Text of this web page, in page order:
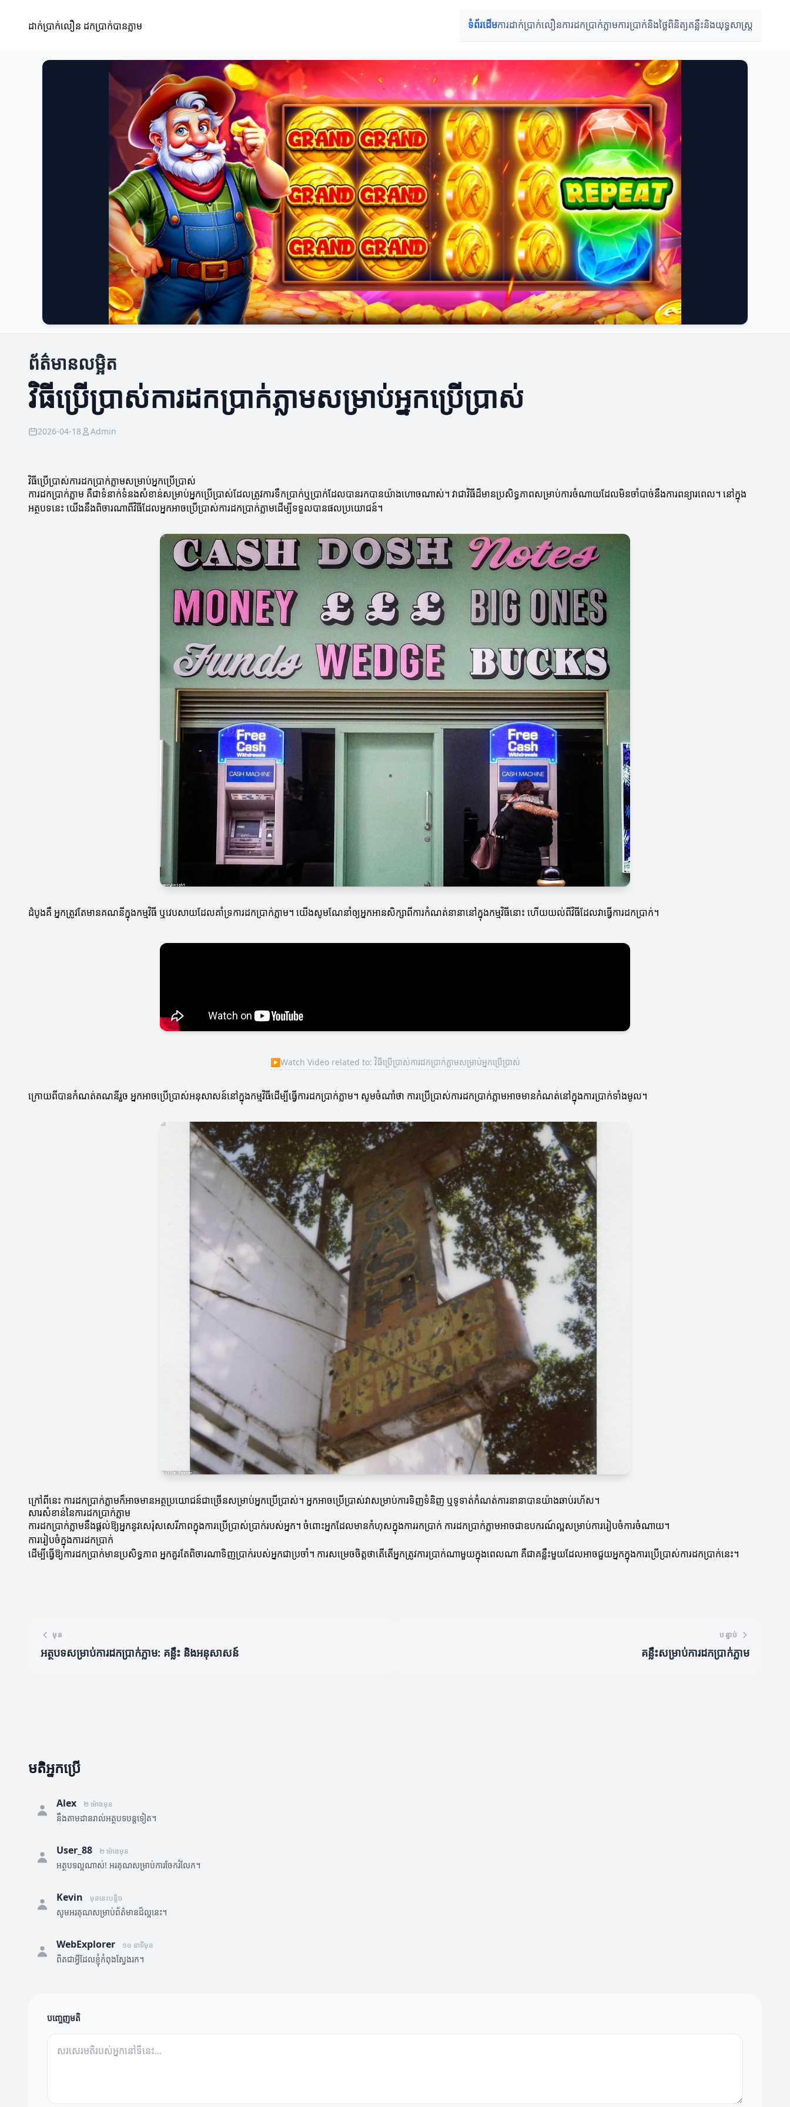
ដាក់ប្រាក់លឿន ដកប្រាក់បានភ្លាម ទំព័រដើមការដាក់ប្រាក់លឿនការដកប្រាក់ភ្លាមការប្រាក់និងថ្លៃពិនិត្យគន្លឹះនិងយុទ្ធសាស្រ្ត
ព័ត៌មានលម្អិត
វិធីប្រើប្រាស់ការដកប្រាក់ភ្លាមសម្រាប់អ្នកប្រើប្រាស់
2026-04-18 Admin
វិធីប្រើប្រាស់ការដកប្រាក់ភ្លាមសម្រាប់អ្នកប្រើប្រាស់
ការដកប្រាក់ភ្លាម គឺជាទំនាក់ទំនងសំខាន់សម្រាប់អ្នកប្រើប្រាស់ដែលត្រូវការទឹកប្រាក់ឬប្រាក់ដែលបានរកបានយ៉ាងហោចណាស់។ វាជាវិធីដ៏មានប្រសិទ្ធភាពសម្រាប់ការចំណាយដែលមិនចាំបាច់នឹងការពន្យារពេល។ នៅក្នុង
អត្ថបទនេះ យើងនឹងពិចារណាពីវិធីដែលអ្នកអាចប្រើប្រាស់ការដកប្រាក់ភ្លាមដើម្បីទទួលបានផលប្រយោជន៍។
ដំបូងគឺ អ្នកត្រូវតែមានគណនីក្នុងកម្មវិធី ឬវេបសាយដែលគាំទ្រការដកប្រាក់ភ្លាម។ យើងសូមណែនាំឲ្យអ្នកអានសិក្សាពីការកំណត់នានានៅក្នុងកម្មវិធីនោះ ហើយយល់ពីវិធីដែលវាធ្វើការដកប្រាក់។
▶Watch Video related to: វិធីប្រើប្រាស់ការដកប្រាក់ភ្លាមសម្រាប់អ្នកប្រើប្រាស់
ក្រោយពីបានកំណត់គណនីរួច អ្នកអាចប្រើប្រាស់អនុសាសន៍នៅក្នុងកម្មវិធីដើម្បីធ្វើការដកប្រាក់ភ្លាម។ សូមចំណាំថា ការប្រើប្រាស់ការដកប្រាក់ភ្លាមអាចមានកំណត់នៅក្នុងការប្រាក់ទាំងមូល។
ក្រៅពីនេះ ការដកប្រាក់ភ្លាមក៏អាចមានអត្ថប្រយោជន៍ជាច្រើនសម្រាប់អ្នកប្រើប្រាស់។ អ្នកអាចប្រើប្រាស់វាសម្រាប់ការទិញទំនិញ ឬទូទាត់កំណត់ការនានាបានយ៉ាងឆាប់រហ័ស។
សារសំខាន់នៃការដកប្រាក់ភ្លាម
ការដកប្រាក់ភ្លាមនឹងផ្តល់ឱ្យអ្នកនូវសេរ៉ុសសេរីភាពក្នុងការប្រើប្រាស់ប្រាក់របស់អ្នក។ ចំពោះអ្នកដែលមានកំហុសក្នុងការរកប្រាក់ ការដកប្រាក់ភ្លាមអាចជាឧបករណ៍ល្អសម្រាប់ការរៀបចំការចំណាយ។
ការរៀបចំក្នុងការដកប្រាក់
ដើម្បីធ្វើឱ្យការដកប្រាក់មានប្រសិទ្ធភាព អ្នកគួរតែពិចារណាទិញប្រាក់របស់អ្នកជាប្រចាំ។ ការសម្រេចចិត្តថាតើតើអ្នកត្រូវការប្រាក់ណាមួយក្នុងពេលណា គឺជាគន្លឹះមួយដែលអាចជួយអ្នកក្នុងការប្រើប្រាស់ការដកប្រាក់នេះ។
មុន
អត្ថបទសម្រាប់ការដកប្រាក់ភ្លាម: គន្លឹះ និងអនុសាសន៍
បន្ទាប់
គន្លឹះសម្រាប់ការដកប្រាក់ភ្លាម
មតិអ្នកប្រើ
Alex ២ ម៉ោងមុន
នឹងតាមដានរាល់អត្ថបទបន្តទៀត។
User_88 ២ ម៉ោងមុន
អត្ថបទល្អណាស់! អរគុណសម្រាប់ការចែករំលែក។
Kevin មុននេះបន្តិច
សូមអរគុណសម្រាប់ព័ត៌មានដ៏ល្អនេះ។
WebExplorer ១០ នាទីមុន
ពិតជាអ្វីដែលខ្ញុំកំពុងស្វែងរក។
បញ្ចេញមតិ